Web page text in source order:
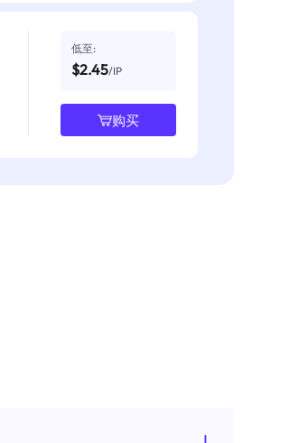
低至:
$2.45/IP
购买